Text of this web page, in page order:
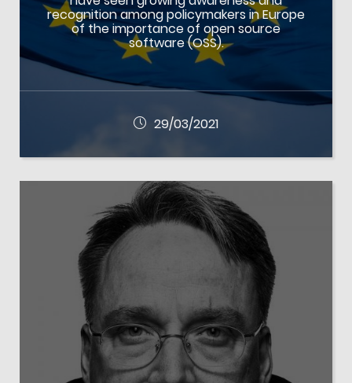
recognition among policymakers in Europe
of the importance of open source
software (OSS).
29/03/2021